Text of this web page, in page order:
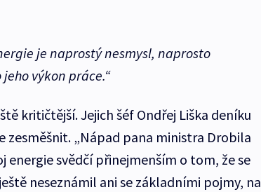
je naprostý nesmysl, naprosto
výkon práce.“
kritičtější. Jejich šéf Ondřej Liška deníku
zesměšnit. „Nápad pana ministra Drobila
svědčí přinejmenším o tom, že se
neseznámil ani se základními pojmy, na